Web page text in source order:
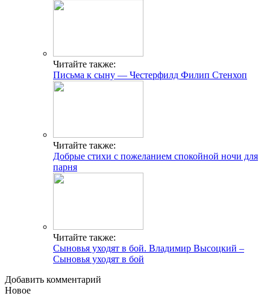
Читайте также:
Письма к сыну — Честерфилд Филип Стенхоп
Читайте также:
Добрые стихи с пожеланием спокойной ночи для
парня
Читайте также:
Сыновья уходят в бой. Владимир Высоцкий –
Сыновья уходят в бой
Добавить комментарий
Новое